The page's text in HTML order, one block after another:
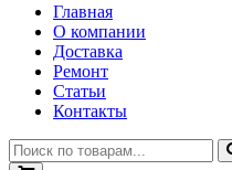
Главная
О компании
Доставка
Ремонт
Статьи
Контакты